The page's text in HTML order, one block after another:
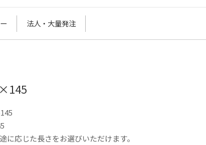
法人・大量発注
に応じた長さをお選びいただけます。